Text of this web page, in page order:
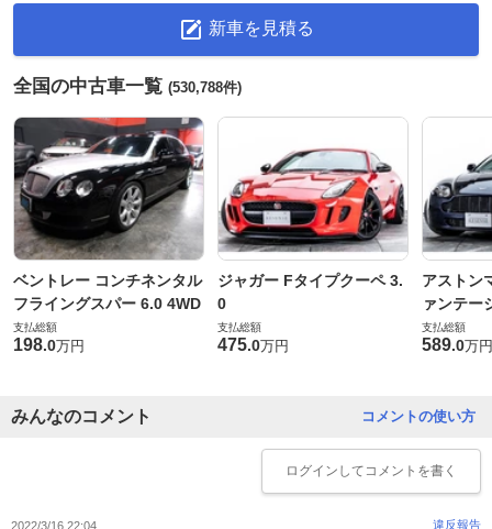
新車を見積る
全国の中古車一覧 (530,788件)
ベントレー コンチネンタル
フライングスパー 6.0 4WD
支払総額
198.0万円
ジャガー Fタイプクーペ 3.
0
支払総額
475.0万円
アストン
ァンテー
支払総額
589.0万円
コメントの使い方
みんなのコメント
ログイン してコメントを書く
2022/3/16 22:04 違反報告